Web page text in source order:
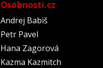
Osobnosti.cz
Andrej Babiš
Petr Pavel
Hana Zagorová
Kazma Kazmitch